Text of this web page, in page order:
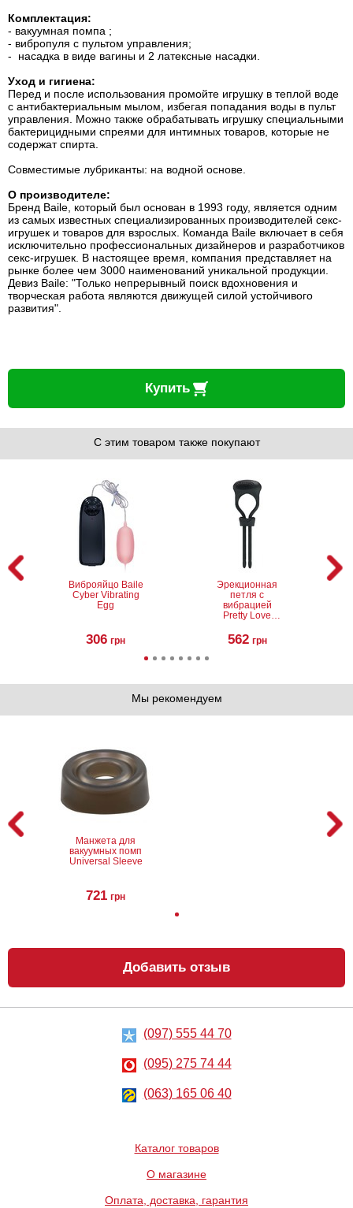
Комплектация:
- вакуумная помпа ;
- вибропуля с пультом управления;
- насадка в виде вагины и 2 латексные насадки.
Уход и гигиена:
Перед и после использования промойте игрушку в теплой воде
с антибактериальным мылом, избегая попадания воды в пульт
управления. Можно также обрабатывать игрушку специальными
бактерицидными спреями для интимных товаров, которые не
содержат спирта.
Совместимые лубриканты: на водной основе.
О производителе:
Бренд Baile, который был основан в 1993 году, является одним
из самых известных специализированных производителей секс-
игрушек и товаров для взрослых. Команда Baile включает в себя
исключительно профессиональных дизайнеров и разработчиков
секс-игрушек. В настоящее время, компания представляет на
рынке более чем 3000 наименований уникальной продукции.
Девиз Baile: "Только непрерывный поиск вдохновения и
творческая работа являются движущей силой устойчивого
развития".
Купить
С этим товаром также покупают
Виброяйцо Baile
Cyber Vibrating
Egg
306 грн
Эрекционная
петля с
вибрацией
Pretty Love
562 грн
Вибратор Baile
Classic Vibe
Анальный
лубрикант
50 мл
грн
Лубрикант на
водной основе
324
Just Glide Anal,
Мы рекомендуем
Манжета для
вакуумных помп
Universal Sleeve
721 грн
Добавить отзыв
(097) 555 44 70
(095) 275 74 44
(063) 165 06 40
Каталог товаров
О магазине
Оплата, доставка, гарантия